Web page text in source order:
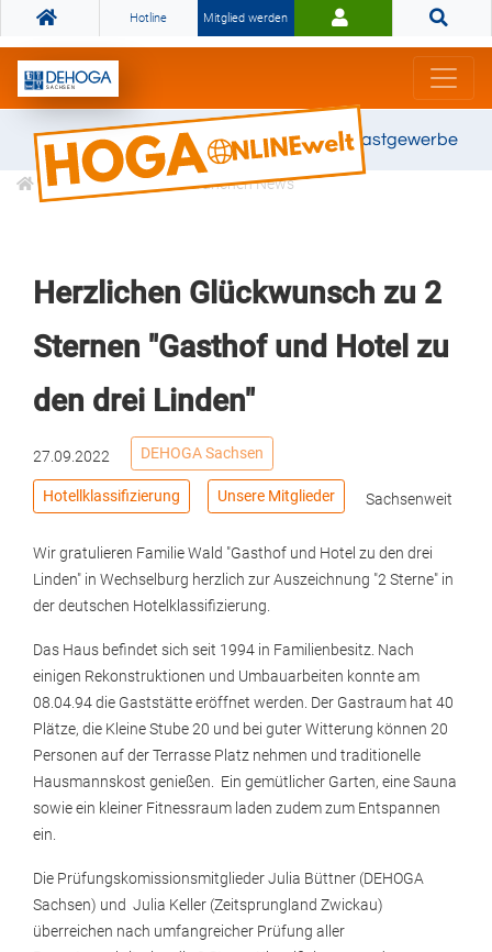
Hotline Mitglied werden
Gemeinsam stark für das Gastgewerbe
Informationen Branchen News
Herzlichen Glückwunsch zu 2
Sternen "Gasthof und Hotel zu
den drei Linden"
27.09.2022 DEHOGA Sachsen
Hotellklassifizierung Unsere Mitglieder Sachsenweit
Wir gratulieren Familie Wald "Gasthof und Hotel zu den drei
Linden" in Wechselburg herzlich zur Auszeichnung "2 Sterne" in
der deutschen Hotelklassifizierung.
Das Haus befindet sich seit 1994 in Familienbesitz. Nach
einigen Rekonstruktionen und Umbauarbeiten konnte am
08.04.94 die Gaststätte eröffnet werden. Der Gastraum hat 40
Plätze, die Kleine Stube 20 und bei guter Witterung können 20
Personen auf der Terrasse Platz nehmen und traditionelle
Hausmannskost genießen. Ein gemütlicher Garten, eine Sauna
sowie ein kleiner Fitnessraum laden zudem zum Entspannen
ein.
Die Prüfungskomissionsmitglieder Julia Büttner (DEHOGA
Sachsen) und Julia Keller (Zeitsprungland Zwickau)
überreichen nach umfangreicher Prüfung aller